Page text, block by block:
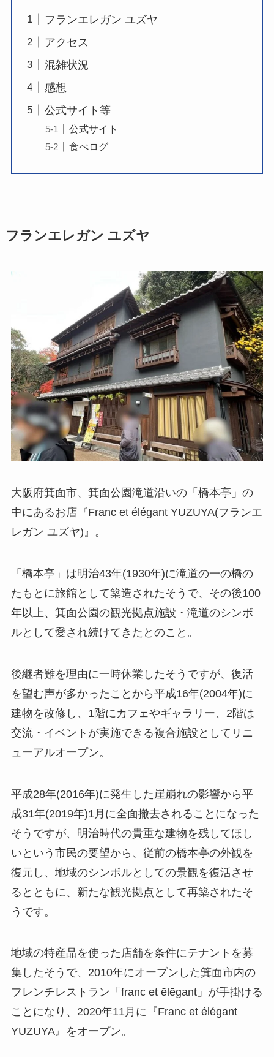
フランエレガン ユズヤ
アクセス
混雑状況
感想
公式サイト等
公式サイト
食べログ
フランエレガン ユズヤ
大阪府箕面市、箕面公園滝道沿いの「橋本亭」の
中にあるお店『Franc et élégant YUZUYA(フランエ
レガン ユズヤ)』。
「橋本亭」は明治43年(1930年)に滝道の一の橋の
たもとに旅館として築造されたそうで、その後100
年以上、箕面公園の観光拠点施設・滝道のシンボ
ルとして愛され続けてきたとのこと。
後継者難を理由に一時休業したそうですが、復活
を望む声が多かったことから平成16年(2004年)に
建物を改修し、1階にカフェやギャラリー、2階は
交流・イベントが実施できる複合施設としてリニ
ューアルオープン。
平成28年(2016年)に発生した崖崩れの影響から平
成31年(2019年)1月に全面撤去されることになった
そうですが、明治時代の貴重な建物を残してほし
いという市民の要望から、従前の橋本亭の外観を
復元し、地域のシンボルとしての景観を復活させ
るとともに、新たな観光拠点として再築されたそ
うです。
地域の特産品を使った店舗を条件にテナントを募
集したそうで、2010年にオープンした箕面市内の
フレンチレストラン「franc et ēlēgant」が手掛ける
ことになり、2020年11月に『Franc et élégant
YUZUYA』をオープン。